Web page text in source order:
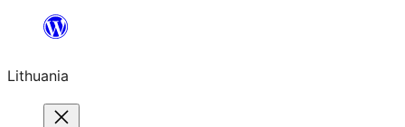
turinio
Lithuania